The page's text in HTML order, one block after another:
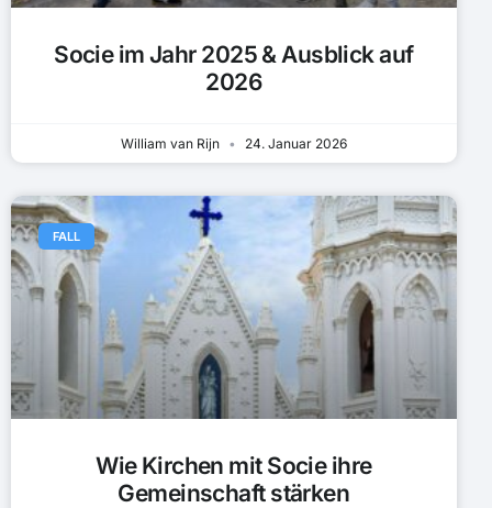
Socie im Jahr 2025 & Ausblick auf
2026
William van Rijn 24. Januar 2026
FALL
Wie Kirchen mit Socie ihre
Gemeinschaft stärken